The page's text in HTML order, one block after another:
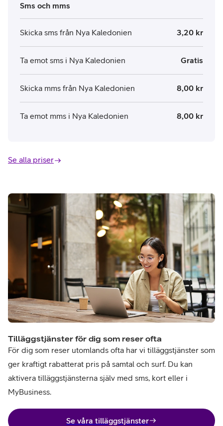
Sms och mms
Skicka sms från Nya Kaledonien 3,20 kr
Ta emot sms i Nya Kaledonien Gratis
Skicka mms från Nya Kaledonien 8,00 kr
Ta emot mms i Nya Kaledonien 8,00 kr
Se alla priser
Tilläggstjänster för dig som reser ofta
För dig som reser utomlands ofta har vi tilläggstjänster som
ger kraftigt rabatterat pris på samtal och surf. Du kan
aktivera tilläggstjänsterna själv med sms, kort eller i
MyBusiness.
Se våra tilläggstjänster